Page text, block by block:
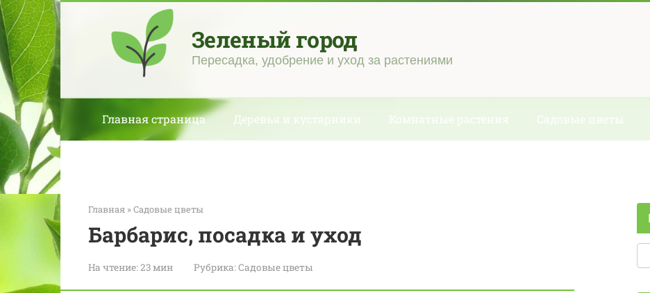
Перейти
к
контенту
Зеленый город
Пересадка, удобрение и уход за растениями
Главная страница Деревья и кустарники Комнатные растения Садовые цветы
Главная »Садовые цветы
Барбарис, посадка и уход
На чтение:23 мин Рубрика:Садовые цветы